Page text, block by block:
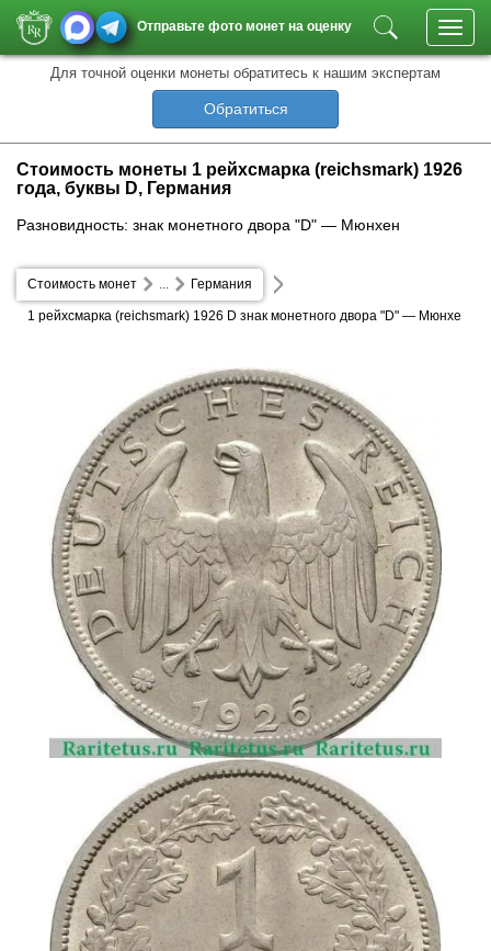
Отправьте фото монет на оценку
Для точной оценки монеты обратитесь к нашим экспертам
Обратиться
Стоимость монеты 1 рейхсмарка (reichsmark) 1926
года, буквы D, Германия
Разновидность: знак монетного двора "D" — Мюнхен
Стоимость монет Германия
...
1 рейхсмарка (reichsmark) 1926 D знак монетного двора "D" — Мюнхе